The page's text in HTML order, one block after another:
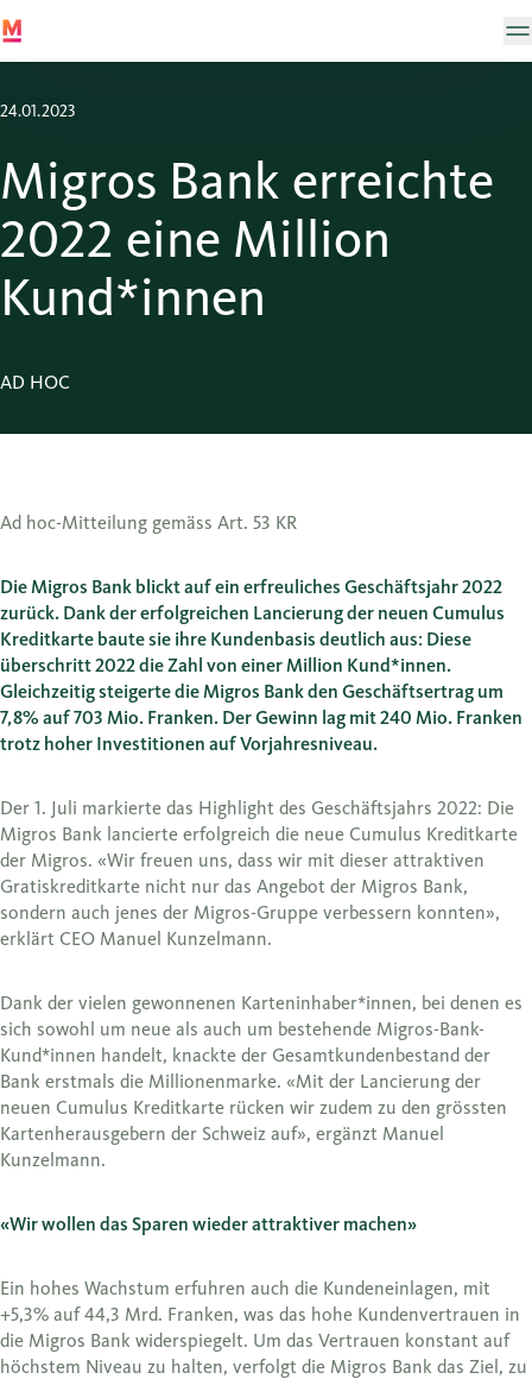
24.01.2023
Migros Bank erreichte
2022 eine Million
Kund*innen
AD HOC
Ad hoc-Mitteilung gemäss Art. 53 KR
Die Migros Bank blickt auf ein erfreuliches Geschäftsjahr 2022
zurück. Dank der erfolgreichen Lancierung der neuen Cumulus
Kreditkarte baute sie ihre Kundenbasis deutlich aus: Diese
überschritt 2022 die Zahl von einer Million Kund*innen.
Gleichzeitig steigerte die Migros Bank den Geschäftsertrag um
7,8% auf 703 Mio. Franken. Der Gewinn lag mit 240 Mio. Franken
trotz hoher Investitionen auf Vorjahresniveau.
Der 1. Juli markierte das Highlight des Geschäftsjahrs 2022: Die
Migros Bank lancierte erfolgreich die neue Cumulus Kreditkarte
der Migros. «Wir freuen uns, dass wir mit dieser attraktiven
Gratiskreditkarte nicht nur das Angebot der Migros Bank,
sondern auch jenes der Migros-Gruppe verbessern konnten»,
erklärt CEO Manuel Kunzelmann.
Dank der vielen gewonnenen Karteninhaber*innen, bei denen es
sich sowohl um neue als auch um bestehende Migros-Bank-
Kund*innen handelt, knackte der Gesamtkundenbestand der
Bank erstmals die Millionenmarke. «Mit der Lancierung der
neuen Cumulus Kreditkarte rücken wir zudem zu den grössten
Kartenherausgebern der Schweiz auf», ergänzt Manuel
Kunzelmann.
«Wir wollen das Sparen wieder attraktiver machen»
Ein hohes Wachstum erfuhren auch die Kundeneinlagen, mit
+5,3% auf 44,3 Mrd. Franken, was das hohe Kundenvertrauen in
die Migros Bank widerspiegelt. Um das Vertrauen konstant auf
höchstem Niveau zu halten, verfolgt die Migros Bank das Ziel, zu